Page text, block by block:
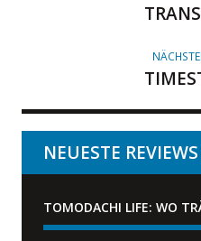
NEUESTE REVIEWS
TOMODACHI LIFE: WO